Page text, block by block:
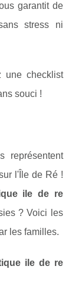
garantit de
stress ni
une checklist
souci !
représentent
l'Île de Ré !
ile de re
? Voici les
les familles.
ile de re